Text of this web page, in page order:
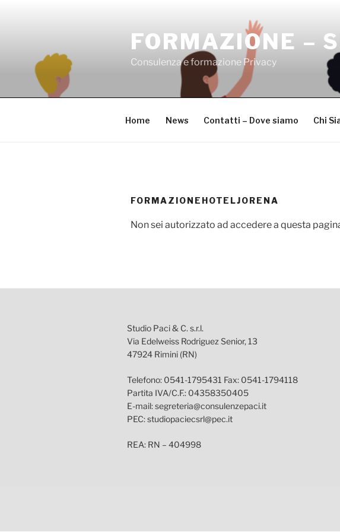
FORMAZIONE –
Consulenza e formazione Privacy
Home News Contatti – Dove siamo Chi
FORMAZIONEHOTELJORENA
Non sei autorizzato ad accedere a questa
Studio Paci & C. s.r.l.
Via Edelweiss Rodriguez Senior, 13
47924 Rimini (RN)
Telefono: 0541-1795431 Fax: 0541-1794118
Partita IVA/C.F.: 04358350405
E-mail: segreteria@consulenzepaci.it
PEC: studiopaciecsrl@pec.it
REA: RN – 404998